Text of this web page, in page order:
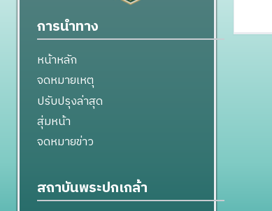
การนำทาง
หน้าหลัก
จดหมายเหตุ
ปรับปรุงล่าสุด
สุ่มหน้า
จดหมายข่าว
สถาบันพระปกเกล้า